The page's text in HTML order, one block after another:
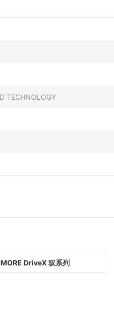
TECHNOLOGY
MORE DriveX 驭系列